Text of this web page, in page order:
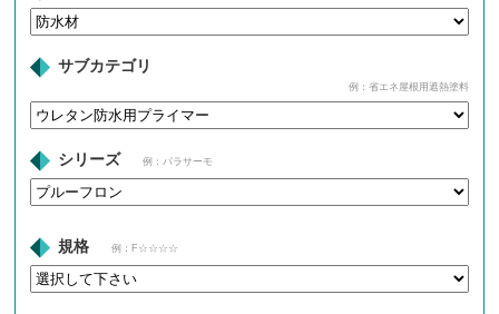
サブカテゴリ
例：省エネ屋根用遮熱塗料
シリーズ 例：パラサーモ
規格 例：F☆☆☆☆